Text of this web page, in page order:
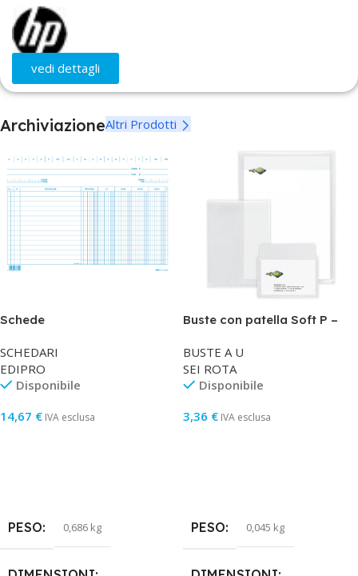
vedi dettagli
ArchiviazioneAltri Prodotti
Schede
24 cm (orizzontale) – Edipro
– conf. 100 pezzi
SCHEDARI
EDIPRO
Disponibile
14,67 € IVA esclusa
PESO 0,686 kg
Buste con patella Soft P –
trasparente – Sei Rota –
conf. 25 pezzi
BUSTE A U
SEI ROTA
Disponibile
3,36 € IVA esclusa
PESO 0,045 kg